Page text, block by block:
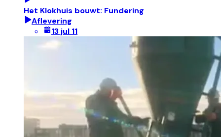
Het Klokhuis bouwt: Fundering
Aflevering
13 jul 11